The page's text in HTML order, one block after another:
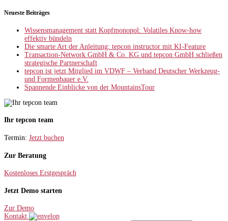
Neueste Beiträges
Wissensmanagement statt Kopfmonopol: Volatiles Know-how
effektiv bündeln
Die smarte Art der Anleitung: tepcon instructor mit KI-Feature
Transaction-Network GmbH & Co. KG und tepcon GmbH schließen
strategische Partnerschaft
tepcon ist jetzt Mitglied im VDWF – Verband Deutscher Werkzeug-
und Formenbauer e.V.
Spannende Einblicke von der MountainsTour
Ihr tepcon team
Termin: Jetzt buchen
Zur Beratung
Kostenloses Erstgespräch
Jetzt Demo starten
Zur Demo
Kontakt